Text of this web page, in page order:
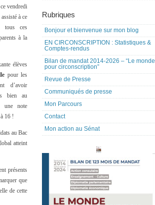
vendredi
à ce
tous ces
à la
élèves
pour les
d’avoir
bien au
une note
16 !
au Bac
atteint
présents
que
de cette
Rubriques
Bonjour et bienvenue sur mon blog
EN CIRCONSCRIPTION : Statistiques &
Comptes-rendus
Bilan de mandat 2014-2026 – “Le monde
pour circonscription”
Revue de Presse
Communiqués de presse
Mon Parcours
Contact
Mon action au Sénat